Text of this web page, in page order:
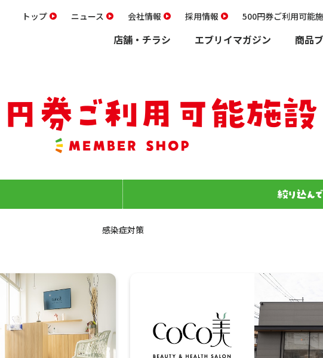
トップ ニュース 会社情報 採用情報 500円券ご利用可能
店舗・チラシ エブリイマガジン 商品
感染症対策